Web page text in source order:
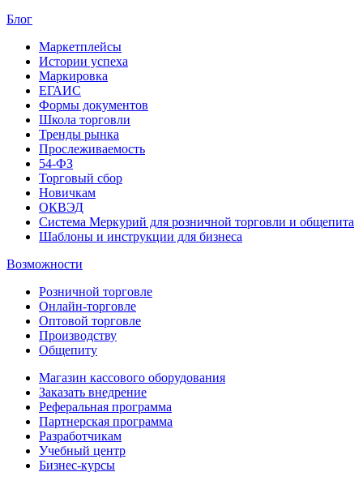
Блог
Маркетплейсы
Истории успеха
Маркировка
ЕГАИС
Формы документов
Школа торговли
Тренды рынка
Прослеживаемость
54-ФЗ
Торговый сбор
Новичкам
ОКВЭД
Система Меркурий для розничной торговли и общепита
Шаблоны и инструкции для бизнеса
Возможности
Розничной торговле
Онлайн-торговле
Оптовой торговле
Производству
Общепиту
Магазин кассового оборудования
Заказать внедрение
Реферальная программа
Партнерская программа
Разработчикам
Учебный центр
Бизнес‑курсы